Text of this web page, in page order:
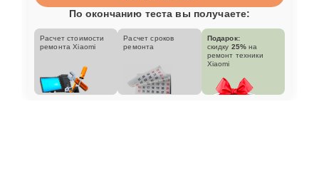
По окончанию теста вы получаете:
Расчет стоимости
ремонта Xiaomi
Расчет сроков
ремонта
Подарок:
скидку 25% на
ремонт техники
Xiaomi